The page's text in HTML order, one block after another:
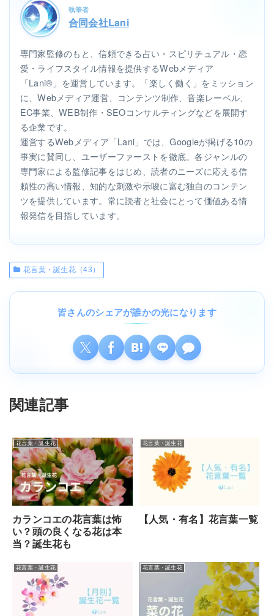
執筆者
合同会社Lani
専門家監修のもと、信頼できる占い・スピリチュアル・恋
愛・ライフスタイル情報を提供するWebメディア
「Lani®」を運営しています。「楽しく働く」をミッション
に、Webメディア運営、コンテンツ制作、音楽レーベル、
EC事業、WEB制作・SEOコンサルティングなどを展開す
る企業です。
運営するWebメディア「Lani」では、Googleが掲げる10の
事実に賛同し、ユーザーファーストを徹底。各ジャンルの
専門家による監修記事をはじめ、読者のニーズに応える信
頼性の高い情報、知的な刺激や示唆に富む独自のコンテン
ツを提供しています。常に読者と社会にとって価値ある情
報発信を目指しています。
花言葉・誕生花（43）
皆さんのシェアが誰かの光になります
関連記事
花言葉・誕生花
カランコエの花言葉は怖
い？頭の良くなる花は本
当？誕生花も
花言葉・誕生花
【人気・有名】花言葉一覧
花言葉・誕生花 花言葉・誕生花